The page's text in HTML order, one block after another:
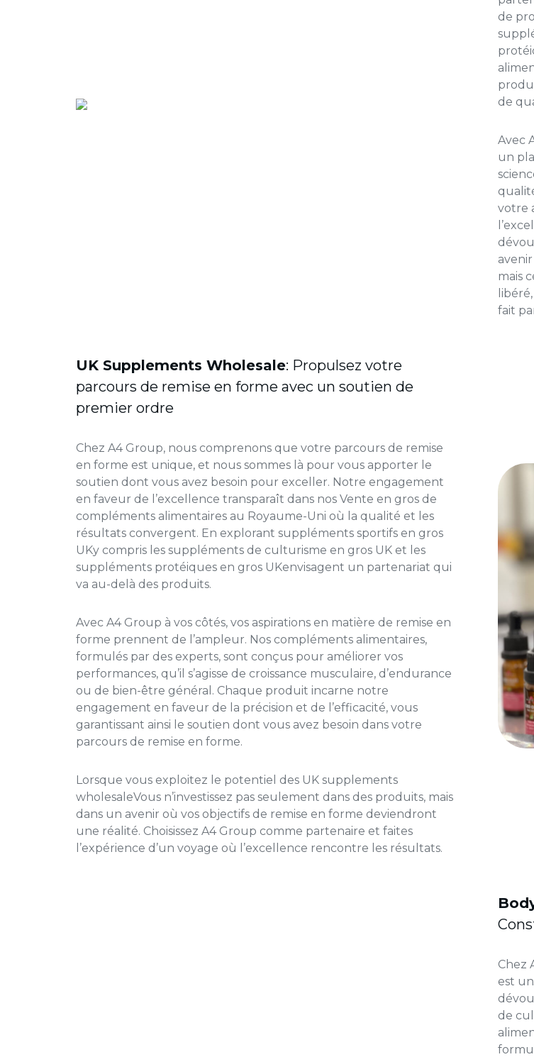
de
de
Avec
un
votre
mais
fait
UK Supplements Wholesale: Propulsez votre
parcours de remise en forme avec un soutien de
premier ordre
Chez A4 Group, nous comprenons que votre parcours de remise
en forme est unique, et nous sommes là pour vous apporter le
soutien dont vous avez besoin pour exceller. Notre engagement
en faveur de l’excellence transparaît dans nos Vente en gros de
compléments alimentaires au Royaume-Uni où la qualité et les
résultats convergent. En explorant suppléments sportifs en gros
UKy compris les suppléments de culturisme en gros UK et les
suppléments protéiques en gros UKenvisagent un partenariat qui
va au-delà des produits.
Avec A4 Group à vos côtés, vos aspirations en matière de remise en
forme prennent de l’ampleur. Nos compléments alimentaires,
formulés par des experts, sont conçus pour améliorer vos
performances, qu’il s’agisse de croissance musculaire, d’endurance
ou de bien-être général. Chaque produit incarne notre
engagement en faveur de la précision et de l’efficacité, vous
garantissant ainsi le soutien dont vous avez besoin dans votre
parcours de remise en forme.
Lorsque vous exploitez le potentiel des UK supplements
wholesaleVous n’investissez pas seulement dans des produits, mais
dans un avenir où vos objectifs de remise en forme deviendront
une réalité. Choisissez A4 Group comme partenaire et faites
l’expérience d’un voyage où l’excellence rencontre les résultats.
Chez
est
de